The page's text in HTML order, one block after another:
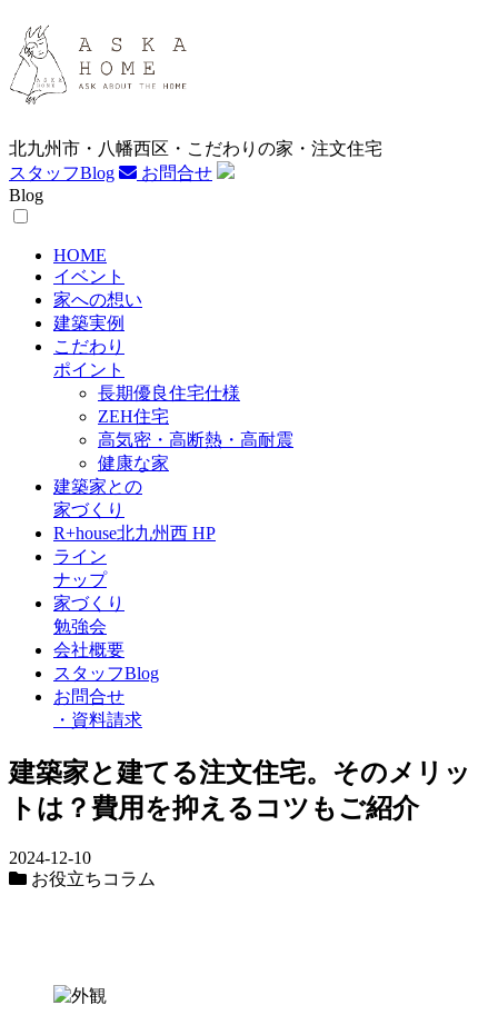
北九州市・八幡西区・こだわりの家・注文住宅
スタッフBlog
お問合せ
Blog
HOME
イベント
家への想い
建築実例
こだわり
ポイント
長期優良住宅仕様
ZEH住宅
高気密・高断熱・高耐震
健康な家
建築家との
家づくり
R+house北九州西 HP
ライン
ナップ
家づくり
勉強会
会社概要
スタッフBlog
お問合せ
・ 資料請求
建築家と建てる注文住宅。そのメリッ
トは？費用を抑えるコツもご紹介
2024-12-10
お役立ちコラム